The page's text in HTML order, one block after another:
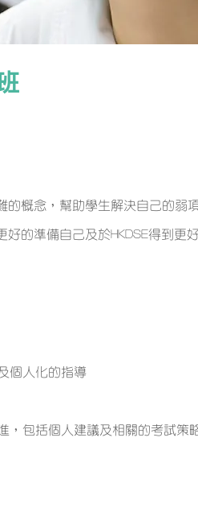
的概念，幫助學生解決自己的弱
的準備自己及於HKDSE得到更
個人化的指導
，包括個人建議及相關的考試策